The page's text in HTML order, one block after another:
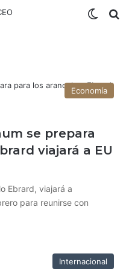
Economía
se prepara
viajará a EU
Ebrard, viajará a
para reunirse con
Internacional